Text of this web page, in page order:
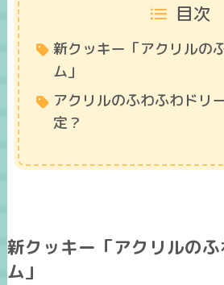
目次
新クッキー「アクリルの
ム」
アクリルのふわふわドリ
定？
新クッキー「アクリルの
ム」